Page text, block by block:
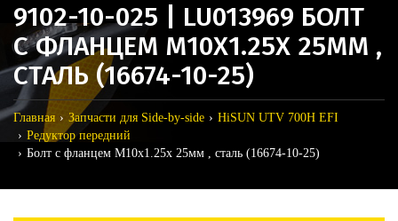
9102-10-025 | LU013969 БОЛТ
С ФЛАНЦЕМ М10Х1.25Х 25ММ ,
СТАЛЬ (16674-10-25)
Главная Запчасти для Side-by-side
HiSUN UTV 700H EFI
Редуктор передний
Болт с фланцем М10х1.25х 25мм , сталь (16674-10-25)